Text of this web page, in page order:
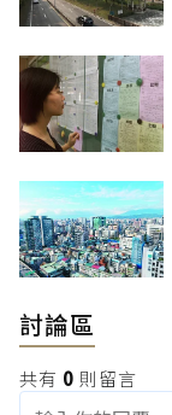
討論區
共有 0 則留言